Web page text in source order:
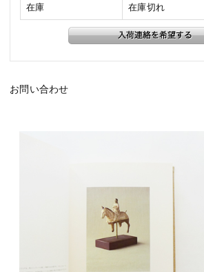
在庫 在庫切れ
お問い合わせ